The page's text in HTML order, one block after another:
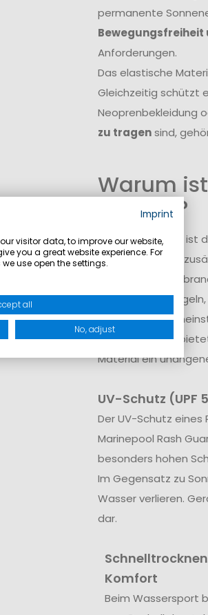
permanente
Bewegungsfreiheit
Anforderungen.
Das elastische
Gleichzeitig schützt
Neoprenbekleidung
zu tragensind,
Warum
wichtig?
Auf dem Wasser ist
sondern werden
Risiko für
Gerade beim
intensive
zuverlässig und
Material ein
UV-Schutz (UPF
Der UV-Schutz
Marinepool Rash
besonders hohen
Im Gegensatz zu
Wasser verlieren.
dar.
Komfort
Beim Wassersport
Imprint
visitor data, to improve our website,
you a great website experience. For
use open the settings.
all
No, adjust